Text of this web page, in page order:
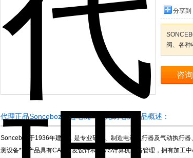
分享到
阀、各种
咨
代理正品Sonceboz步进电机马达无刷电机产品概述：
Sonceboz于1936年建立，是专业研发、制造电动执行器及气动执行
测设备*，产品具有CAD开发设计和CIMS计算机网络管理，拥有加工